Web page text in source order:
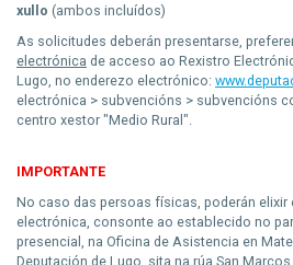
xullo (ambos incluídos)
As solicitudes deberán presentarse,
electrónica de acceso ao Rexistro
Lugo, no enderezo electrónico:
electrónica > subvencións > subvencións
centro xestor "Medio Rural".
IMPORTANTE
No caso das persoas físicas, poderán elixir
electrónica, consonte ao establecido no
presencial, na Oficina de Asistencia en
Deputación de Lugo, sita na rúa San